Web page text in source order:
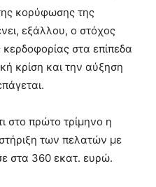
κορύφωσης της
εξάλλου, ο στόχος
κερδοφορίας στα επίπεδα
κρίση και την αύξηση
στο πρώτο τρίμηνο η
των πελατών με
στα 360 εκατ. ευρώ.